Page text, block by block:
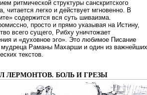
ритмической структуры санскритского
читается легко и действует мгновенно. В
содержится вся суть шиваизма.
просто и прямо указывая на Истину,
всего сущего, Рибху уничтожает
и «духовное эго». Это любимое Писание
мудреца Раманы Махарши и один из важнейших
текстов.
ЛЕРМОНТОВ. БОЛЬ И ГРЕЗЫ